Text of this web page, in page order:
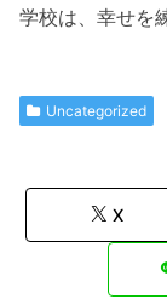
学校は、幸せを
Uncategorized
X